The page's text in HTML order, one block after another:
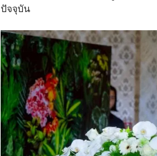
ปัจจุบัน